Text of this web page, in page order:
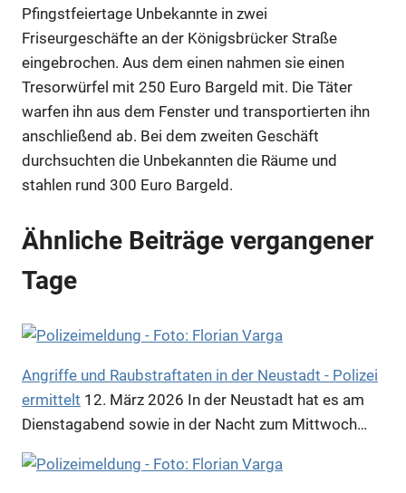
Pfingstfeiertage Unbekannte in zwei
Friseurgeschäfte an der Königsbrücker Straße
eingebrochen. Aus dem einen nahmen sie einen
Tresorwürfel mit 250 Euro Bargeld mit. Die Täter
warfen ihn aus dem Fenster und transportierten ihn
anschließend ab. Bei dem zweiten Geschäft
durchsuchten die Unbekannten die Räume und
stahlen rund 300 Euro Bargeld.
Ähnliche Beiträge vergangener
Tage
Angriffe und Raubstraftaten in der Neustadt - Polizei
ermittelt 12. März 2026 In der Neustadt hat es am
Dienstagabend sowie in der Nacht zum Mittwoch…